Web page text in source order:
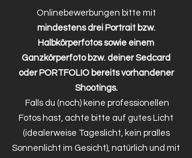
Onlinebewerbungen bitte mit
mindestens drei Portrait bzw.
Halbkörperfotos sowie einem
Ganzkörperfoto bzw. deiner Sedcard
oder PORTFOLIO bereits vorhandener
Shootings.
Falls du (noch) keine professionellen
Fotos hast, achte bitte auf gutes Licht
(idealerweise Tageslicht, kein pralles
Sonnenlicht im Gesicht), natürlich und mit